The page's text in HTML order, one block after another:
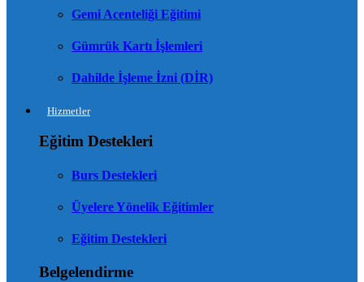
Gemi Acenteliği Eğitimi
Gümrük Kartı İşlemleri
Dahilde İşleme İzni (DİR)
Hizmetler
Eğitim Destekleri
Burs Destekleri
Üyelere Yönelik Eğitimler
Eğitim Destekleri
Belgelendirme